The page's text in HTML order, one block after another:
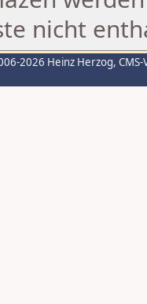
nicht
2026 Heinz Herzog,